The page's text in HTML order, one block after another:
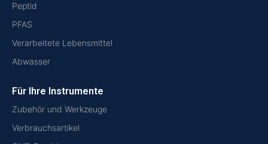
Peptid
PFAS
Verarbeitete Lebensmittel
Abwasser
Für Ihre Instrumente
Zubehör und Werkzeuge
Verbrauchsartikel